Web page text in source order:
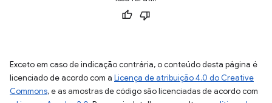
Exceto em caso de indicação contrária, o conteúdo desta página é
licenciado de acordo com a Licença de atribuição 4.0 do Creative
Commons, e as amostras de código são licenciadas de acordo com